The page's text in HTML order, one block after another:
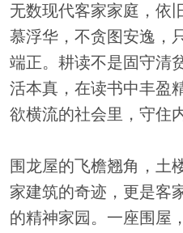
无数现代客家家庭，依
慕浮华，不贪图安逸，
端正。耕读不是固守清
活本真，在读书中丰盈
欲横流的社会里，守住
围龙屋的飞檐翘角，土
家建筑的奇迹，更是客
的精神家园。一座围屋